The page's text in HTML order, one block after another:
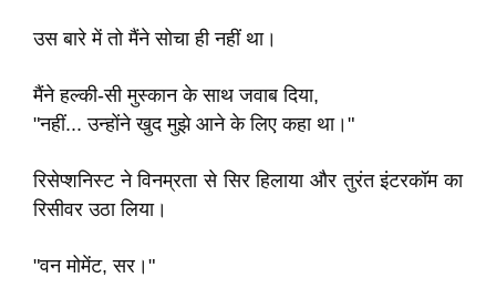
उस बारे में तो मैंने सोचा ही नहीं था।
मैंने हल्की-सी मुस्कान के साथ जवाब दिया,
"नहीं... उन्होंने खुद मुझे आने के लिए कहा था।"
रिसेप्शनिस्ट ने विनम्रता से सिर हिलाया और तुरंत इंटरकॉम का
रिसीवर उठा लिया।
"वन मोमेंट, सर।"